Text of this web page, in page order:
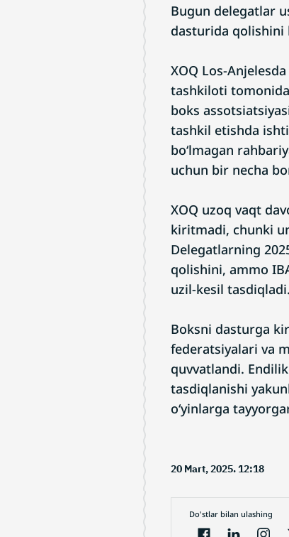
Bugun delegatlar
dasturida qolishini
XOQ Los-
tashkiloti
boks
tashkil etishda
bo‘lmagan
uchun bir necha
XOQ uzoq vaqt
kiritmadi, chunki
Delegatlarning
qolishini, ammo
uzil-kesil tasdiqladi.
Boksni dasturga
federatsiyalari va
quvvatlandi.
tasdiqlanishi
o‘yinlarga
20 Mart, 2025. 12:18
Do'stlar bilan ulashing